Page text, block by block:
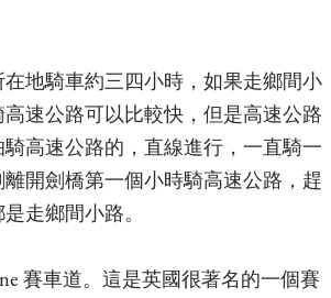
地騎車約三四小時，如果走鄉間小
速公路可以比較快，但是高速公路
高速公路的，直線進行，一直騎一
開劍橋第一個小時騎高速公路，趕
走鄉間小路。
賽車道。這是英國很著名的一個賽